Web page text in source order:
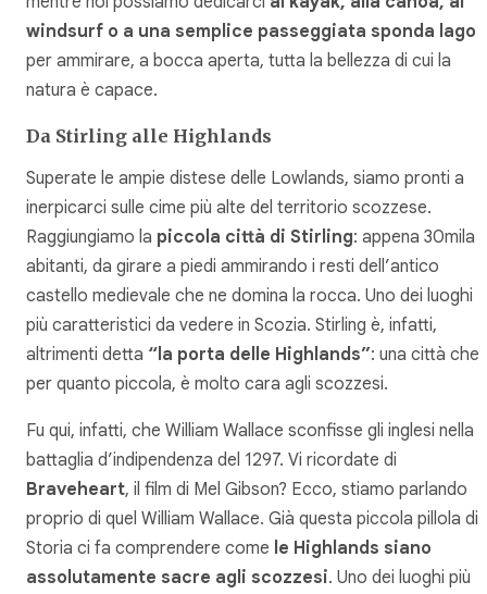
windsurf o a una semplice passeggiata sponda lago
per ammirare, a bocca aperta, tutta la bellezza di cui la
natura è capace.
Da Stirling alle Highlands
Superate le ampie distese delle Lowlands, siamo pronti a
inerpicarci sulle cime più alte del territorio scozzese.
Raggiungiamo la piccola città di Stirling: appena 30mila
abitanti, da girare a piedi ammirando i resti dell’antico
castello medievale che ne domina la rocca. Uno dei luoghi
più caratteristici da vedere in Scozia. Stirling è, infatti,
altrimenti detta “la porta delle Highlands”: una città che,
per quanto piccola, è molto cara agli scozzesi.
Fu qui, infatti, che William Wallace sconfisse gli inglesi nella
battaglia d’indipendenza del 1297. Vi ricordate di
Braveheart, il film di Mel Gibson? Ecco, stiamo parlando
proprio di quel William Wallace. Già questa piccola pillola di
Storia ci fa comprendere come le Highlands siano
assolutamente sacre agli scozzesi. Uno dei luoghi più